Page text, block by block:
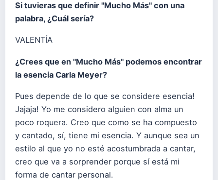
Si tuvieras que definir "Mucho Más" con una
palabra, ¿Cuál sería?
VALENTÍA
¿Crees que en "Mucho Más" podemos encontrar
la esencia Carla Meyer?
Pues depende de lo que se considere esencia!
Jajaja! Yo me considero alguien con alma un
poco roquera. Creo que como se ha compuesto
y cantado, sí, tiene mi esencia. Y aunque sea un
estilo al que yo no esté acostumbrada a cantar,
creo que va a sorprender porque sí está mi
forma de cantar personal.